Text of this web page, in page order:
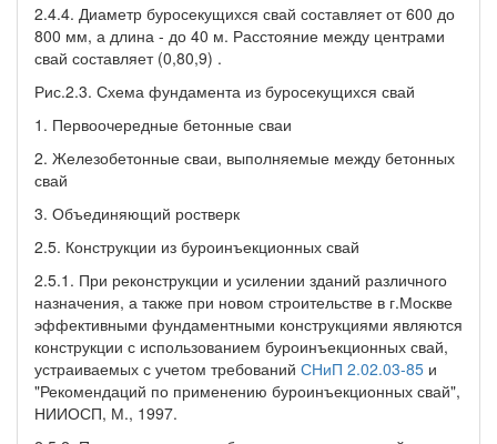
2.4.4. Диаметр буросекущихся свай составляет от 600 до
800 мм, а длина - до 40 м. Расстояние между центрами
свай составляет (0,80,9) .
Рис.2.3. Схема фундамента из буросекущихся свай
1. Первоочередные бетонные сваи
2. Железобетонные сваи, выполняемые между бетонных
свай
3. Объединяющий ростверк
2.5. Конструкции из буроинъекционных свай
2.5.1. При реконструкции и усилении зданий различного
назначения, а также при новом строительстве в г.Москве
эффективными фундаментными конструкциями являются
конструкции с использованием буроинъекционных свай,
устраиваемых с учетом требований СНиП 2.02.03-85 и
"Рекомендаций по применению буроинъекционных свай",
НИИОСП, М., 1997.